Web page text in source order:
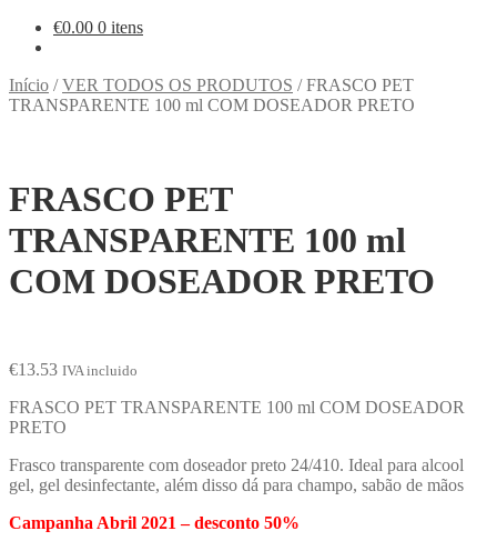
€0.00 0 itens
Início /VER TODOS OS PRODUTOS /FRASCO PET
TRANSPARENTE 100 ml COM DOSEADOR PRETO
FRASCO PET
TRANSPARENTE 100 ml
COM DOSEADOR PRETO
€13.53 IVA incluido
FRASCO PET TRANSPARENTE 100 ml COM DOSEADOR
PRETO
Frasco transparente com doseador preto 24/410. Ideal para alcool
gel, gel desinfectante, além disso dá para champo, sabão de mãos
Campanha Abril 2021 – desconto 50%